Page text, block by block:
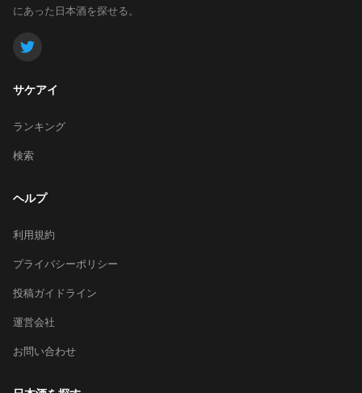
にあった日本酒を探せる。
サケアイ
ランキング
検索
ヘルプ
利用規約
プライバシーポリシー
投稿ガイドライン
運営会社
お問い合わせ